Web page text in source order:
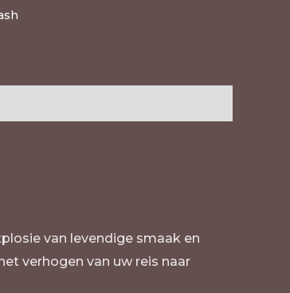
van levendige smaak en
verhogen van uw reis naar